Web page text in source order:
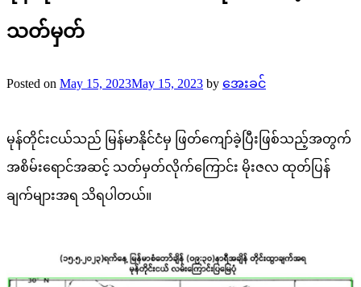
သတ်မှတ်
Posted on May 15, 2023May 15, 2023 by အေးခင်
မုန်တိုင်းငယ်သည် မြန်မာနိုင်ငံမှ ဖြတ်ကျော်ခဲ့ပြီးဖြစ်သည့်အတွက်
အစိမ်းရောင်အဆင့် သတ်မှတ်လိုက်ကြောင်း မိုးဇလ ထုတ်ပြန်
ချက်များအရ သိရပါတယ်။